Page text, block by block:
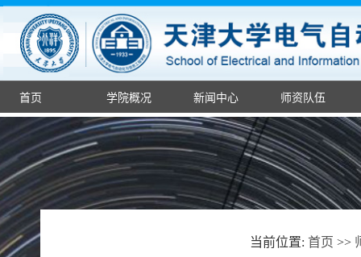
首页 学院概况 新闻中心 师资队伍
当前位置: 首页 >>